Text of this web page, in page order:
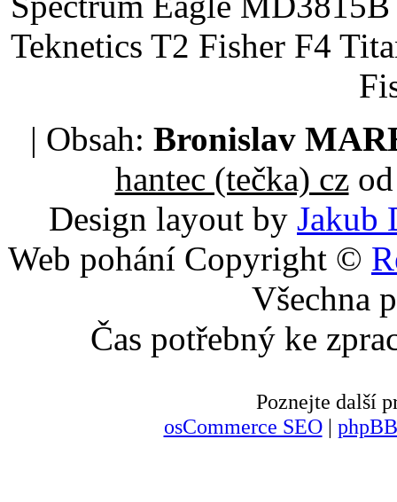
Teknetics T2 Fisher F4
| Obsah: Bronislav
hantec (tečka) czod
Design layout by Jakub
Web pohání Copyright ©
Všechna
Čas potřebný ke
Poznejte další
osCommerce SEO|